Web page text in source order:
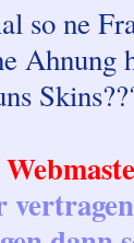
so ne
Ahnung